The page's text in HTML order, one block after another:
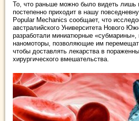
То, что раньше можно было видеть лишь
постепенно приходит в нашу
Popular Mechanics сообщает, что
австралийского Университета Нового
разработали миниатюрные
наномоторы, позволяющие им
чтобы доставлять лекарства в
хирургического вмешательства.